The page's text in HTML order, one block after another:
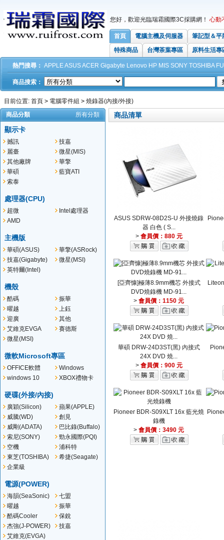
您好，歡迎光臨瑞霜國際3C採購網！ 心動
首頁 電腦主機及伺服器
筆記型＆平
特殊商品
台灣茶葉專區 原料生活專
熱門搜尋： APPLEASUSACER Gigabyte Lenovo HP MIS SONY TOSHIBA
商品搜索：
目前位置: 首頁 > 電腦零件組 > 燒錄器(內接/外接)
商品分類
所有分類
顯示卡
撼訊
技嘉
麗臺
微星(MIS)
其他廠牌
華擎
華碩
藍寶ATI
索泰
處理器(CPU)
超微
Intel處理器
AMD
主機版
華碩(ASUS)
華擎(ASRock)
技嘉(Gigabyte)
微星(MSI)
英特爾(Intel)
機殼
酷碼
振華
曜越
(Thermaltake )
上鈺
迎廣
其他
艾維克EVGA
賽德斯
微星(MSI)
微軟Microsoft專區
OFFICE軟體
Windows
Server
windows 10 XBOX禮物卡
硬碟(外接/內接)
廣穎(Silicon)
蘋果(APPLE)
威騰(WD)
創見
(TRANSCEND )
威剛(ADATA)
巴比錄(Buffalo)
索尼(SONY)
勁永國際(PQI)
空機
浦科特
(PLEXTOR)
東芝(TOSHIBA)
希捷(Seagate)
企業級
電源(POWER)
海韻(SeaSonic)
七盟
(Seventeam)
曜越
(Thermaltake)
振華
酷碼Cooler
Master
保銳
杰強(J-POWER)
技嘉
艾維克(EVGA)
商品清單
ASUS SDRW-08D2S-U 外接燒錄
器 白色 ( S...
> 會員價：880 元
[亞齊慷]極薄8.9mm機芯 外接式
DVD燒錄機 MD-91...
>會員價：1150 元
華碩 DRW-24D3ST(黑) 內接式
24X DVD 燒...
> 會員價：900 元
Pioneer BDR-S09XLT 16x 藍光燒
錄機
>會員價：3490 元